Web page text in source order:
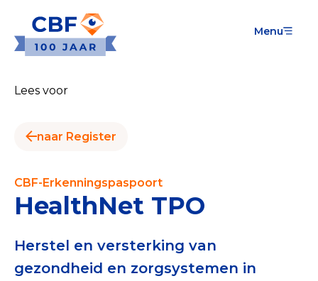
Menu
Goede Doelen
CBF-Erkenning aanvragen
Publiek
Veilig geven met het CBF-keurmerk
Check het CBF-keurmerk van een goed doel
Lees voor
naar Register
CBF-Erkenningspaspoort
HealthNet TPO
Herstel en versterking van
gezondheid en zorgsystemen in